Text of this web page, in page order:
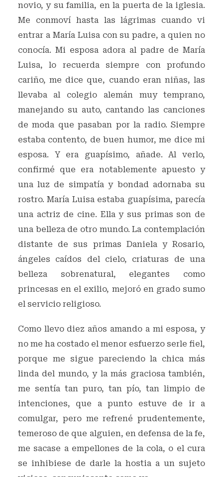
novio, y su familia, en la puerta de la iglesia.
Me conmoví hasta las lágrimas cuando vi
entrar a María Luisa con su padre, a quien no
conocía. Mi esposa adora al padre de María
Luisa, lo recuerda siempre con profundo
cariño, me dice que, cuando eran niñas, las
llevaba al colegio alemán muy temprano,
manejando su auto, cantando las canciones
de moda que pasaban por la radio. Siempre
estaba contento, de buen humor, me dice mi
esposa. Y era guapísimo, añade. Al verlo,
confirmé que era notablemente apuesto y
una luz de simpatía y bondad adornaba su
rostro. María Luisa estaba guapísima, parecía
una actriz de cine. Ella y sus primas son de
una belleza de otro mundo. La contemplación
distante de sus primas Daniela y Rosario,
ángeles caídos del cielo, criaturas de una
belleza sobrenatural, elegantes como
princesas en el exilio, mejoró en grado sumo
el servicio religioso.
Como llevo diez años amando a mi esposa, y
no me ha costado el menor esfuerzo serle fiel,
porque me sigue pareciendo la chica más
linda del mundo, y la más graciosa también,
me sentía tan puro, tan pío, tan limpio de
intenciones, que a punto estuve de ir a
comulgar, pero me refrené prudentemente,
temeroso de que alguien, en defensa de la fe,
me sacase a empellones de la cola, o el cura
se inhibiese de darle la hostia a un sujeto